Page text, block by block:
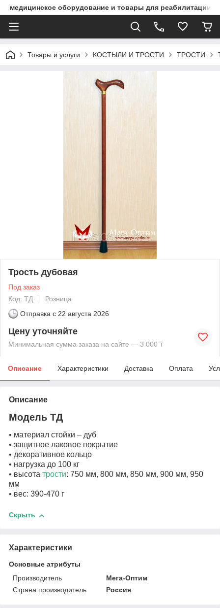
медицинское оборудование и товары для реабилитации
Товары и услуги КОСТЫЛИ И ТРОСТИ ТРОСТИ
Трость дубовая
Под заказ
Код: ТД
Розница
Отправка с 22 августа 2026
Цену уточняйте
Минимальная сумма заказа на сайте — 3 000 ₸
Описание Характеристики Доставка Оплата
Описание
Модель ТД
• материал стойки – дуб
• защитное лаковое покрытие
• декоративное кольцо
• нагрузка до 100 кг
• высота трости: 750 мм, 800 мм, 850 мм, 900 мм, 950
мм
• вес: 390-470 г
Скрыть
Характеристики
Основные атрибуты
Производитель
Мега-Оптим
Страна производитель
Россия